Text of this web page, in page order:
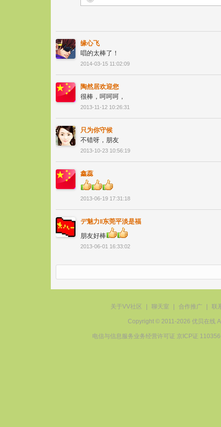
缘心飞
唱的太棒了！
2014-03-15 11:02:09
陶然居欢迎您
很棒，呵呵呵，
2013-11-12 10:26:31
只为你守候
不错呀，朋友
2013-10-23 10:56:19
鑫蕊
2013-06-19 17:31:18
デ魅力‖东莞平淡是福
朋友好棒
2013-06-01 16:33:02
关于VV社区 聊天室 合作推广 联
Copyright © 2011-2026 优贝在线
电信与信息服务业务经营许可证 京ICP证